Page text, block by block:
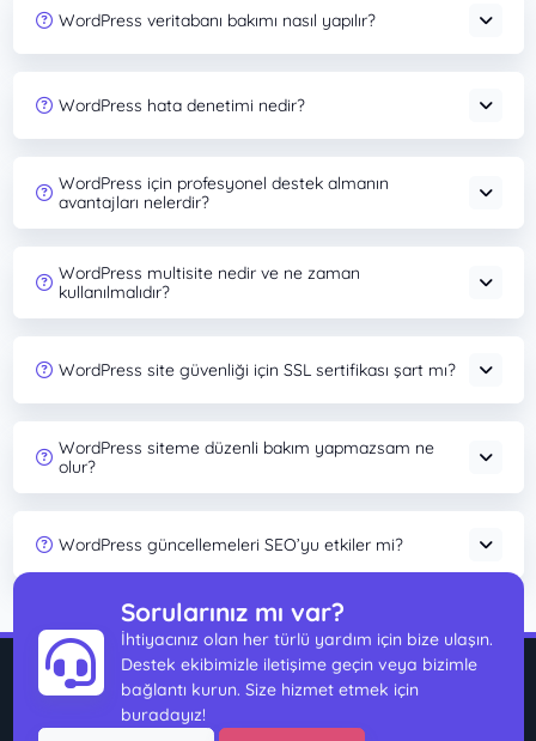
WordPress veritabanı bakımı nasıl yapılır?
WordPress hata denetimi nedir?
WordPress için profesyonel destek almanın
avantajları nelerdir?
WordPress multisite nedir ve ne zaman
kullanılmalıdır?
WordPress site güvenliği için SSL sertifikası şart mı?
WordPress siteme düzenli bakım yapmazsam ne
olur?
WordPress güncellemeleri SEO’yu etkiler mi?
Sorularınız mı var?
İhtiyacınız olan her türlü yardım için bize ulaşın.
Destek ekibimizle iletişime geçin veya bizimle
bağlantı kurun. Size hizmet etmek için
buradayız!